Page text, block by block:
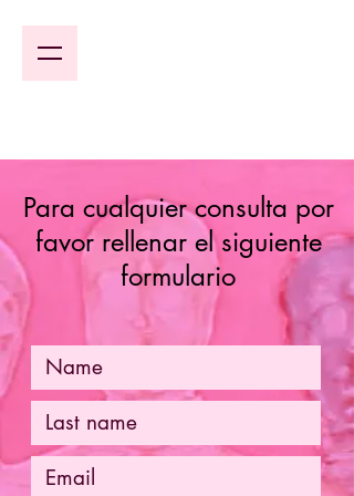
Para cualquier consulta por
favor rellenar el siguiente
formulario